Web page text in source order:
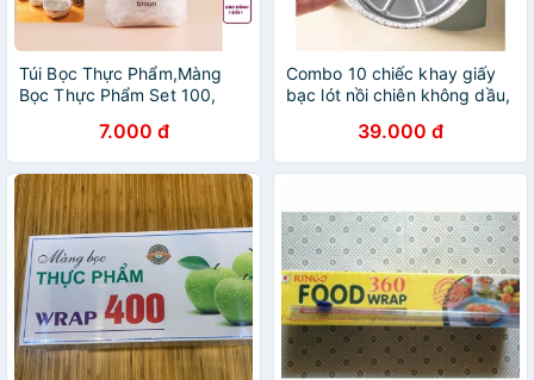
Túi Bọc Thực Phẩm,Màng
Bọc Thực Phẩm Set 100,
7.000 đ
Combo 10 chiếc khay giấy
bạc lót nồi chiên không dầu,
lò nướng, lò vi sóng đường
kính 19cm
39.000 đ